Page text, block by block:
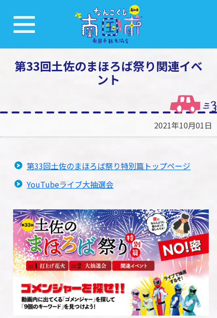
第33回土佐のまほろば祭り関連イベ
ント
2021年10月01日
第33回土佐のまほろば祭り特別篇トップページ
YouTubeライブ大抽選会